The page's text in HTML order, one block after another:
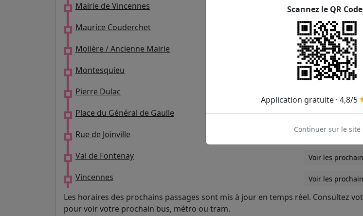
Mairie de Vincennes Voir les
Maurice Couderchet Voir les
Molière / Ancienne Mairie Voir les
Montesquieu Voir les
Pierre Dulac
Place du Général de Gaulle Voir les
Rue de Joinville
Val de Fontenay Voir les
Vincennes Voir les
Les horaires des prochains passages sont mis à jour en temps réel. Consultez
pour voir votre prochain bus, métro ou tram.
Scannez le QR
Application gratuite · 4,8/5
Continuer sur le site